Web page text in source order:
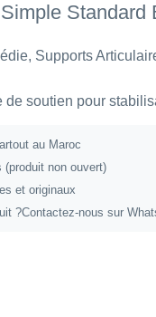
Standard
, Supports
de soutien pour
au Maroc
(produit non ouvert)
et originaux
?Contactez-nous sur